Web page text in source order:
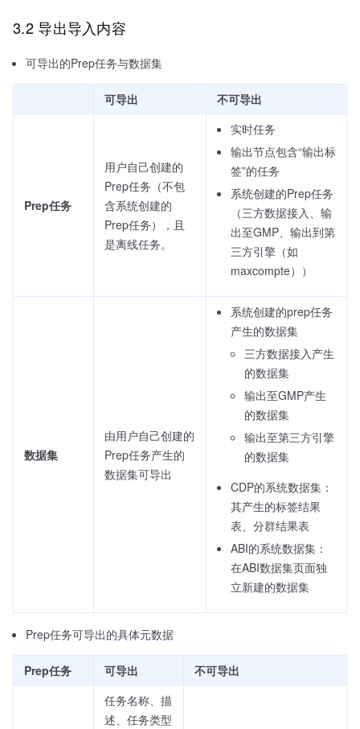
3.2 导出导入内容
可导出的Prep任务与数据集
可导出 不可导出
Prep任务
用户自己创建的
Prep任务（不包
含系统创建的
Prep任务），且
是离线任务。
实时任务
输出节点包含“输出标
签”的任务
系统创建的Prep任务
（三方数据接入、输
出至GMP、输出到第
三方引擎（如
maxcompte））
数据集
由用户自己创建的
Prep任务产生的
数据集可导出
系统创建的prep任务
产生的数据集
三方数据接入产生
的数据集
输出至GMP产生
的数据集
输出至第三方引擎
的数据集
CDP的系统数据集：
其产生的标签结果
表、分群结果表
ABI的系统数据集：
在ABI数据集页面独
立新建的数据集
Prep任务可导出的具体元数据
Prep任务 可导出 不可导出
任务名称、描
述、任务类型